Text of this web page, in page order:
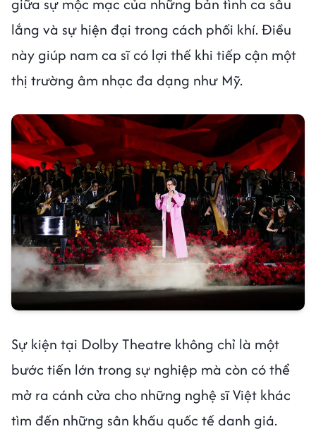
giữa sự mộc mạc của những bản tình ca sâu
lắng và sự hiện đại trong cách phối khí. Điều
này giúp nam ca sĩ có lợi thế khi tiếp cận một
thị trường âm nhạc đa dạng như Mỹ.
Sự kiện tại Dolby Theatre không chỉ là một
bước tiến lớn trong sự nghiệp mà còn có thể
mở ra cánh cửa cho những nghệ sĩ Việt khác
tìm đến những sân khấu quốc tế danh giá.